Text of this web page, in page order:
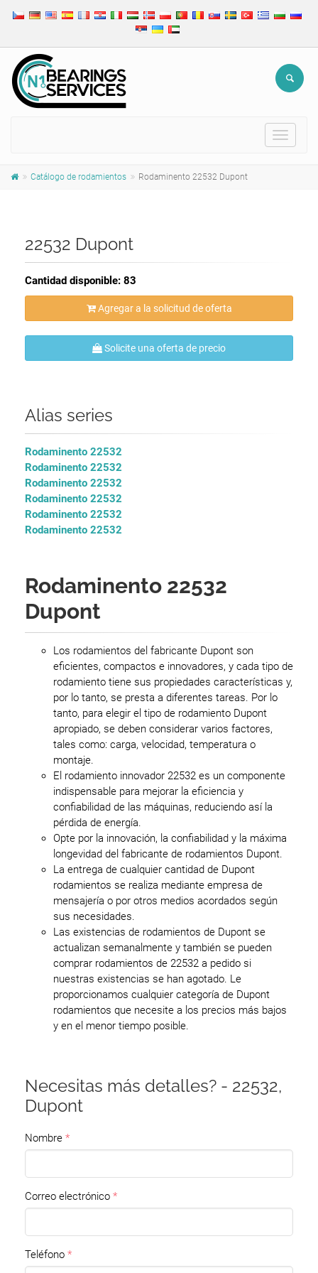
Toggle
Catálogo de rodamientos Rodaminento 22532 Dupont
22532 Dupont
Cantidad disponible: 83
Agregar a la solicitud de oferta
Solicite una oferta de precio
Alias series
Rodaminento 22532
Rodaminento 22532
Rodaminento 22532
Rodaminento 22532
Rodaminento 22532
Rodaminento 22532
Rodaminento 22532
Dupont
Los rodamientos del fabricante Dupont son
eficientes, compactos e innovadores, y cada tipo de
rodamiento tiene sus propiedades características y,
por lo tanto, se presta a diferentes tareas. Por lo
tanto, para elegir el tipo de rodamiento Dupont
apropiado, se deben considerar varios factores,
tales como: carga, velocidad, temperatura o
montaje.
El rodamiento innovador 22532 es un componente
indispensable para mejorar la eficiencia y
confiabilidad de las máquinas, reduciendo así la
pérdida de energía.
Opte por la innovación, la confiabilidad y la máxima
longevidad del fabricante de rodamientos Dupont.
La entrega de cualquier cantidad de Dupont
rodamientos se realiza mediante empresa de
mensajería o por otros medios acordados según
sus necesidades.
Las existencias de rodamientos de Dupont se
actualizan semanalmente y también se pueden
comprar rodamientos de 22532 a pedido si
nuestras existencias se han agotado. Le
proporcionamos cualquier categoría de Dupont
rodamientos que necesite a los precios más bajos
y en el menor tiempo posible.
Necesitas más detalles? - 22532,
Dupont
Nombre
Correo electrónico
Teléfono